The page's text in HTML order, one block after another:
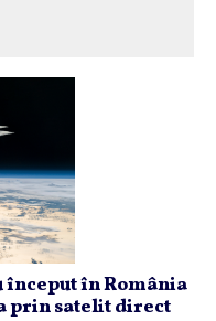
început în România
prin satelit direct